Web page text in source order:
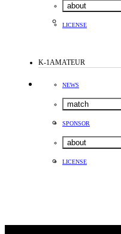
about
LICENSE
K-1AMATEUR
NEWS
match
SPONSOR
about
LICENSE